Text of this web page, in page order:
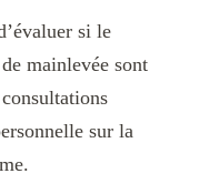
si le
mainlevée sont
sur la